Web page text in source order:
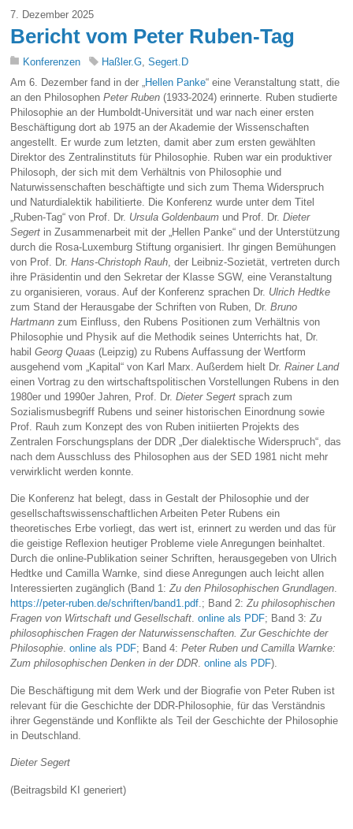
7. Dezember 2025
Bericht vom Peter Ruben-Tag
Konferenzen Haßler.G ,Segert.D
Am 6. Dezember fand in der „ Hellen Panke“ eine Veranstaltung statt, die
an den PhilosophenPeter Ruben (1933-2024) erinnerte. Ruben studierte
Philosophie an der Humboldt-Universität und war nach einer ersten
Beschäftigung dort ab 1975 an der Akademie der Wissenschaften
angestellt. Er wurde zum letzten, damit aber zum ersten gewählten
Direktor des Zentralinstituts für Philosophie. Ruben war ein produktiver
Philosoph, der sich mit dem Verhältnis von Philosophie und
Naturwissenschaften beschäftigte und sich zum Thema Widerspruch
und Naturdialektik habilitierte. Die Konferenz wurde unter dem Titel
„Ruben-Tag“ von Prof. Dr. Ursula Goldenbaum und Prof. Dr.Dieter
Segert in Zusammenarbeit mit der „Hellen Panke“ und der Unterstützung
durch die Rosa-Luxemburg Stiftung organisiert. Ihr gingen Bemühungen
von Prof. Dr.Hans-Christoph Rauh , der Leibniz-Sozietät, vertreten durch
ihre Präsidentin und den Sekretar der Klasse SGW, eine Veranstaltung
zu organisieren, voraus. Auf der Konferenz sprachen Dr. Ulrich Hedtke
zum Stand der Herausgabe der Schriften von Ruben, Dr.Bruno
Hartmann zum Einfluss, den Rubens Positionen zum Verhältnis von
Philosophie und Physik auf die Methodik seines Unterrichts hat, Dr.
habilGeorg Quaas (Leipzig) zu Rubens Auffassung der Wertform
ausgehend vom „Kapital“ von Karl Marx. Außerdem hielt Dr.Rainer Land
einen Vortrag zu den wirtschaftspolitischen Vorstellungen Rubens in den
1980er und 1990er Jahren, Prof. Dr.Dieter Segert sprach zum
Sozialismusbegriff Rubens und seiner historischen Einordnung sowie
Prof. Rauh zum Konzept des von Ruben initiierten Projekts des
Zentralen Forschungsplans der DDR „Der dialektische Widerspruch“, das
nach dem Ausschluss des Philosophen aus der SED 1981 nicht mehr
verwirklicht werden konnte.
Die Konferenz hat belegt, dass in Gestalt der Philosophie und der
gesellschaftswissenschaftlichen Arbeiten Peter Rubens ein
theoretisches Erbe vorliegt, das wert ist, erinnert zu werden und das für
die geistige Reflexion heutiger Probleme viele Anregungen beinhaltet.
Durch die online-Publikation seiner Schriften, herausgegeben von Ulrich
Hedtke und Camilla Warnke, sind diese Anregungen auch leicht allen
Interessierten zugänglich (Band 1:Zu den Philosophischen Grundlagen.
https://peter-ruben.de/schriften/band1.pdf.; Band 2:Zu philosophischen
Fragen von Wirtschaft und Gesellschaft.online als PDF; Band 3:Zu
philosophischen Fragen der Naturwissenschaften. Zur Geschichte der
Philosophie.online als PDF; Band 4:Peter Ruben und Camilla Warnke:
Zum philosophischen Denken in der DDR.online als PDF).
Die Beschäftigung mit dem Werk und der Biografie von Peter Ruben ist
relevant für die Geschichte der DDR-Philosophie, für das Verständnis
ihrer Gegenstände und Konflikte als Teil der Geschichte der Philosophie
in Deutschland.
Dieter Segert
(Beitragsbild KI generiert)